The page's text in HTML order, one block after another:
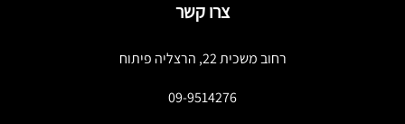
צרו קשר
רחוב משכית 22, הרצליה פיתוח
09-9514276